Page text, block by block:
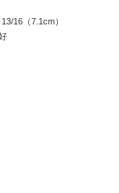
16（7.1cm）